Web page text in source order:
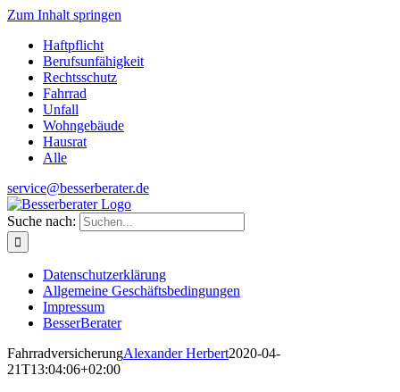
Zum Inhalt springen
Haftpflicht
Berufsunfähigkeit
Rechtsschutz
Fahrrad
Unfall
Wohngebäude
Hausrat
Alle
service@besserberater.de
Suche nach:
Datenschutzerklärung
Allgemeine Geschäftsbedingungen
Impressum
BesserBerater
FahrradversicherungAlexander Herbert2020-04-
21T13:04:06+02:00